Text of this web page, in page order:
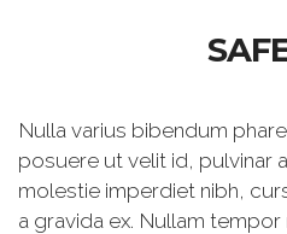
Nulla varius bibendum
posuere ut velit id, pulvinar
molestie imperdiet nibh,
a gravida ex. Nullam